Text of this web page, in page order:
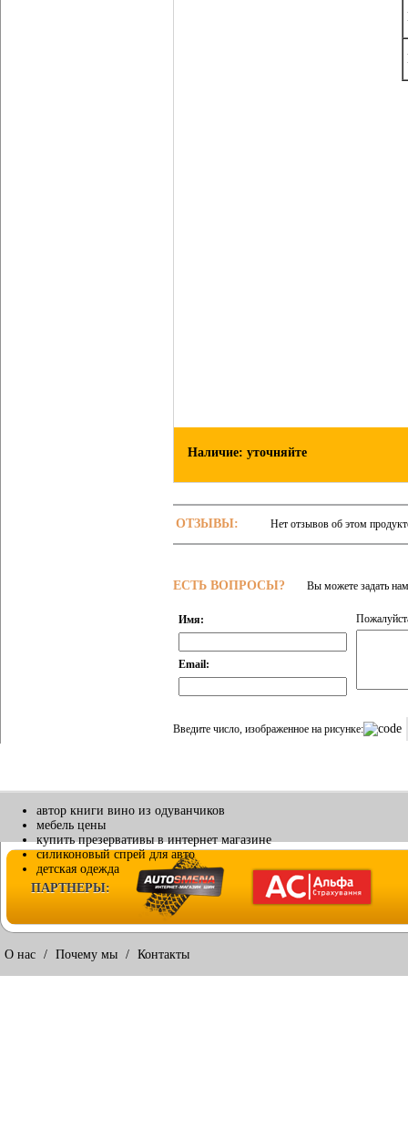
Наличие: уточняйте
ОТЗЫВЫ: Нет отзывов об этом
ЕСТЬ ВОПРОСЫ? Вы можете задать
Имя:
Email:
Введите число, изображенное на рисунке:
автор книги вино из одуванчиков
мебель цены
купить презервативы в интернет магазине
силиконовый спрей для авто
детская одежда
ПАРТНЕРЫ:
О нас / Почему мы / Контакты